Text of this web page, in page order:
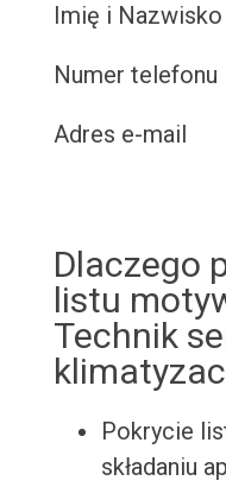
Imię i Nazwisko
Numer telefonu
Adres e-mail
Dlaczego
listu
Technik
Pokrycie
składaniu